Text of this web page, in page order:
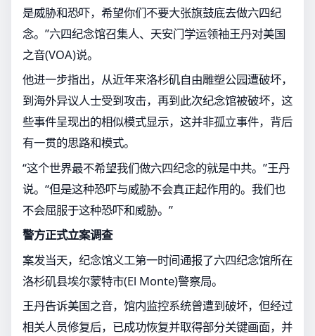
是威胁和恐吓，希望你们不要大张旗鼓底去做六四纪
念。”六四纪念馆召集人、天安门学运领袖王丹对美国
之音(VOA)说。
他进一步指出，从近年来洛杉矶自由雕塑公园遭破坏，
到海外异议人士受到攻击，再到此次纪念馆被破坏，这
些事件呈现出的相似模式显示，这并非孤立事件，背后
有一贯的思路和模式。
“这个世界最不希望我们做六四纪念的就是中共。”王丹
说。“但是这种恐吓与威胁不会真正起作用的。我们也
不会屈服于这种恐吓和威胁。”
警方正式立案调查
案发当天，纪念馆义工第一时间通报了六四纪念馆所在
洛杉矶县埃尔蒙特市(El Monte)警察局。
王丹告诉美国之音，馆内监控系统曾遭到破坏，但经过
相关人员修复后，已成功恢复并取得部分关键画面，并